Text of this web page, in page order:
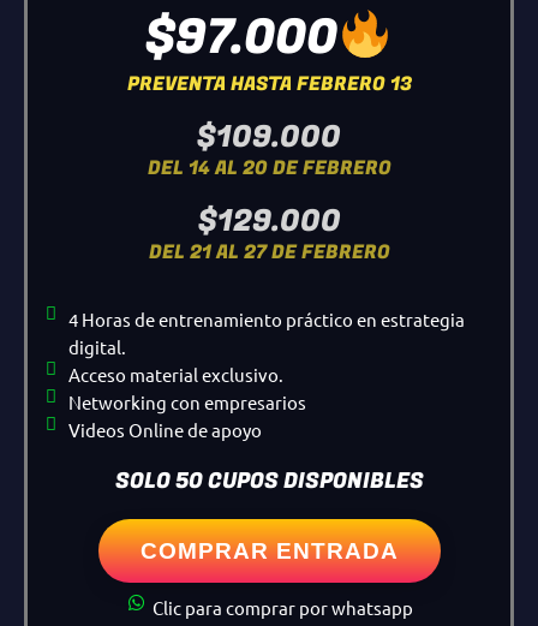
$97.000
PREVENTA HASTA FEBRERO 13
$109.000
DEL 14 AL 20 DE FEBRERO
$129.000
DEL 21 AL 27 DE FEBRERO
4 Horas de entrenamiento práctico en estrategia
digital.
Acceso material exclusivo.
Networking con empresarios
Videos Online de apoyo
SOLO 50 CUPOS DISPONIBLES
COMPRAR ENTRADA
Clic para comprar por whatsapp